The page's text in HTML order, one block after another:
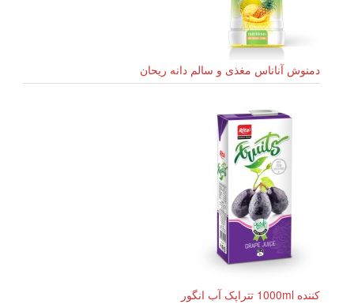
دمنوش آناناس مغذی و سالم دانه ریحان
کننده 1000ml تتراپک آب انگور